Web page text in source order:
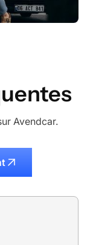
Avendcar.